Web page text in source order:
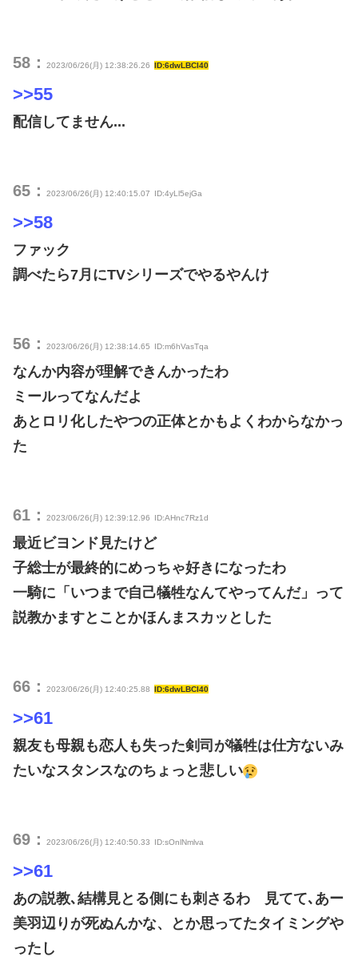
58： 2023/06/26(月) 12:38:26.26 ID:6dwLBCI40
>>55
配信してません...
65： 2023/06/26(月) 12:40:15.07 ID:4yLl5ejGa
>>58
ファック
調べたら7月にTVシリーズでやるやんけ
56： 2023/06/26(月) 12:38:14.65 ID:m6hVasTqa
なんか内容が理解できんかったわ
ミールってなんだよ
あとロリ化したやつの正体とかもよくわからなかっ
た
61： 2023/06/26(月) 12:39:12.96 ID:AHnc7Rz1d
最近ビヨンド見たけど
子総士が最終的にめっちゃ好きになったわ
一騎に「いつまで自己犠牲なんてやってんだ」って
説教かますとことかほんまスカッとした
66： 2023/06/26(月) 12:40:25.88 ID:6dwLBCI40
>>61
親友も母親も恋人も失った剣司が犠牲は仕方ないみ
たいなスタンスなのちょっと悲しい
69： 2023/06/26(月) 12:40:50.33 ID:sOnlNmlva
>>61
あの説教､結構見とる側にも刺さるわ 見てて､あー
美羽辺りが死ぬんかな、とか思ってたタイミングや
ったし